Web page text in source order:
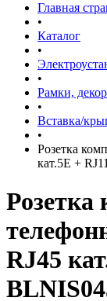
Главная
•
Каталог
•
•
Рамки,
•
Вставка/
•
Розетка
кат.5E +
Розетка
RJ45